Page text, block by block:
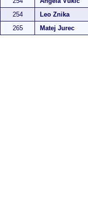
254
Leo Znika
265
Matej Jurec